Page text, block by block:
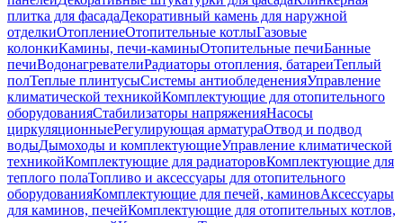
плитка для фасадаДекоративный камень для наружной
отделкиОтоплениеОтопительные котлыГазовые
колонкиКамины, печи-каминыОтопительные печиБанные
печиВодонагревателиРадиаторы отопления, батареиТеплый
полТеплые плинтусыСистемы антиобледененияУправление
климатической техникойКомплектующие для отопительного
оборудованияСтабилизаторы напряженияНасосы
циркуляционныеРегулирующая арматураОтвод и подвод
водыДымоходы и комплектующиеУправление климатической
техникойКомплектующие для радиаторовКомплектующие для
теплого полаТопливо и аксессуары для отопительного
оборудованияКомплектующие для печей, каминовАксессуары
для каминов, печейКомплектующие для отопительных котлов,